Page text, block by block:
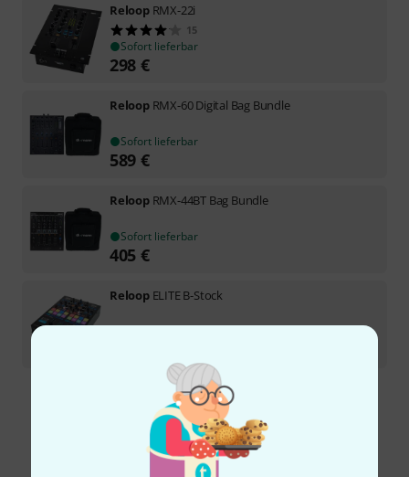
Reloop RMX-22i
15
Sofort lieferbar
298 €
Reloop RMX-60 Digital Bag Bundle
Sofort lieferbar
589 €
Reloop RMX-44BT Bag Bundle
Sofort lieferbar
405 €
Reloop ELITE B-Stock
Kostenloser Versand ab 29 €
Alle Preise inkl. MwSt.